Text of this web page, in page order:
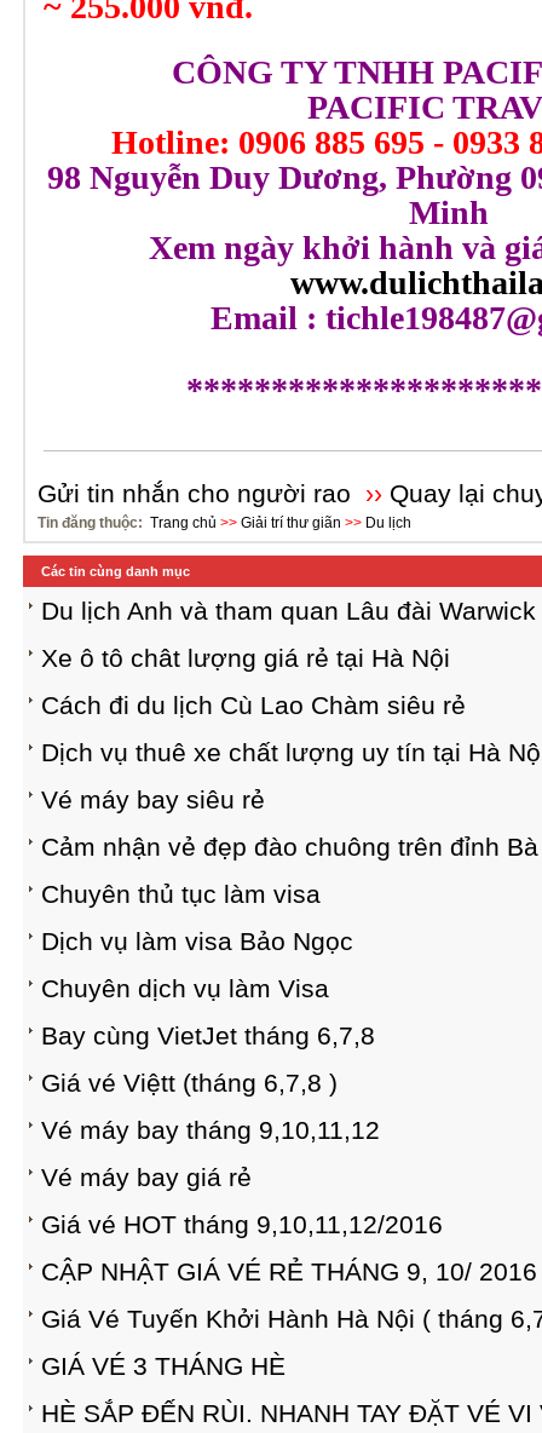
CÔNG TY TNHH
PACIFIC
Hotline: 0906 885 695 - 0933
98 Nguyễn Duy Dương, Phường
Minh
Xem ngày khởi hành và
Email :
Gửi tin nhắn cho người rao ›› Quay lại
Tin đăng thuộc: Trang chủ >> Giải trí thư giãn >> Du lịch
Các tin cùng danh mục
Du lịch Anh và tham quan Lâu đài
Xe ô tô chât lượng giá rẻ tại Hà Nội
Cách đi du lịch Cù Lao Chàm siêu rẻ
Dịch vụ thuê xe chất lượng uy tín tại Hà
Vé máy bay siêu rẻ
Cảm nhận vẻ đẹp đào chuông trên đỉnh
Chuyên thủ tục làm visa
Dịch vụ làm visa Bảo Ngọc
Chuyên dịch vụ làm Visa
Bay cùng VietJet tháng 6,7,8
Giá vé Việtt (tháng 6,7,8 )
Vé máy bay tháng 9,10,11,12
Vé máy bay giá rẻ
Giá vé HOT tháng 9,10,11,12/2016
CẬP NHẬT GIÁ VÉ RẺ THÁNG 9, 10/ 2016
Giá Vé Tuyến Khởi Hành Hà Nội ( tháng
GIÁ VÉ 3 THÁNG HÈ
HÈ SẮP ĐẾN RÙI. NHANH TAY ĐẶT VÉ